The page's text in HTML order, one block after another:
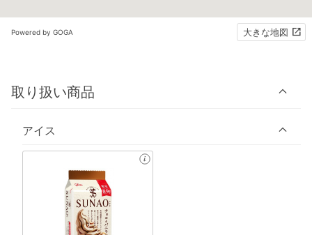
Powered by GOGA 大きな地図
取り扱い商品
アイス